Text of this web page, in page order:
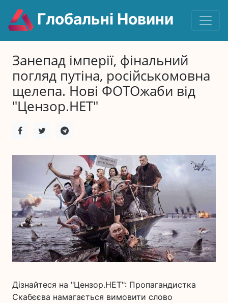
Глобальні Новини
Занепад імперії, фінальний
погляд путіна, російськомовна
щелепа. Нові ФОТОжаби від
"Цензор.НЕТ"
Дізнайтеся на "Цензор.НЕТ": Пропагандистка
Скабєєва намагається вимовити слово